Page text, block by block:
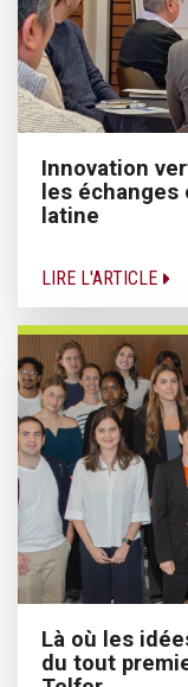
Innovation
les échanges
latine
LIRE L'ARTICLE
Là où les
du tout